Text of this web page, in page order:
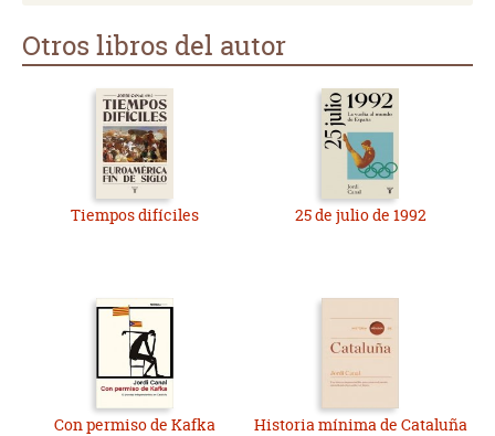
Otros libros del autor
Tiempos difíciles 25 de julio de 1992
Con permiso de Kafka Historia mínima de Cataluña